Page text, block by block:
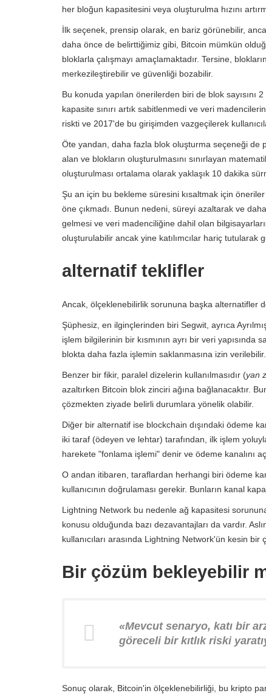
her bloğun kapasitesini veya oluşturulma hızını
İlk seçenek, prensip olarak, en bariz görünebilir,
daha önce de belirttiğimiz gibi, Bitcoin mümkün
bloklarla çalışmayı amaçlamaktadır. Tersine,
merkezileştirebilir ve güvenliği bozabilir.
Bu konuda yapılan önerilerden biri de blok
kapasite sınırı artık sabitlenmedi ve veri
riskti ve 2017'de bu girişimden vazgeçilerek
Öte yandan, daha fazla blok oluşturma seçeneği de
alan ve blokların oluşturulmasını sınırlayan
oluşturulması ortalama olarak yaklaşık 10 dakika
Şu an için bu bekleme süresini kısaltmak için
öne çıkmadı. Bunun nedeni, süreyi azaltarak ve
gelmesi ve veri madenciliğine dahil olan
oluşturulabilir ancak yine katılımcılar hariç tutularak
alternatif teklifler
Ancak, ölçeklenebilirlik sorununa başka alternatifler
Şüphesiz, en ilginçlerinden biri Segwit, ayrıca
işlem bilgilerinin bir kısmının ayrı bir veri
blokta daha fazla işlemin saklanmasına izin
Benzer bir fikir, paralel dizelerin kullanılmasıdır (yan
azaltırken Bitcoin blok zinciri ağına bağlanacaktır.
çözmekten ziyade belirli durumlara yönelik olabilir.
Diğer bir alternatif ise blockchain dışındaki ödeme
iki taraf (ödeyen ve lehtar) tarafından, ilk işlem
harekete "fonlama işlemi" denir ve ödeme kanalını
O andan itibaren, taraflardan herhangi biri ödeme
kullanıcının doğrulaması gerekir. Bunların kanal
Lightning Network bu nedenle ağ kapasitesi
konusu olduğunda bazı dezavantajları da vardır.
kullanıcıları arasında Lightning Network'ün kesin
Bir çözüm bekleyebilir
«Mevcut senaryo, katı bir
göreceli bir kıtlık riski
Sonuç olarak, Bitcoin'in ölçeklenebilirliği, bu kripto